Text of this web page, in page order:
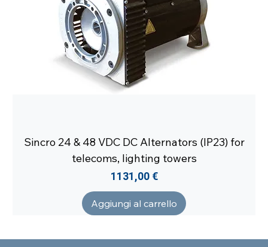
Sincro 24 & 48 VDC DC Alternators (IP23) for
telecoms, lighting towers
Prezzo
1131,00 €
Aggiungi al carrello